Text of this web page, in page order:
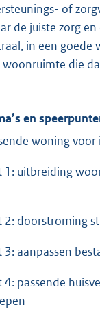
of
de juiste zorg
in een goede
woonruimte die
en
woning voor
1: uitbreiding
2: doorstroming
aanpassen
passende